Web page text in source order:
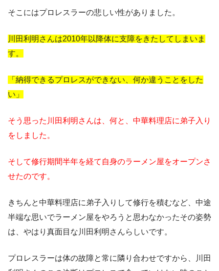
そこにはプロレスラーの悲しい性がありました。
川田利明さんは2010年以降体に支障をきたしてしまいま
す。
「納得できるプロレスができない、何か違うことをした
い」
そう思った川田利明さんは、何と、中華料理店に弟子入り
をしました。
そして修行期間半年を経て自身のラーメン屋をオープンさ
せたのです。
きちんと中華料理店に弟子入りして修行を積むなど、中途
半端な思いでラーメン屋をやろうと思わなかったその姿勢
は、やはり真面目な川田利明さんらしいです。
プロレスラーは体の故障と常に隣り合わせですから、川田